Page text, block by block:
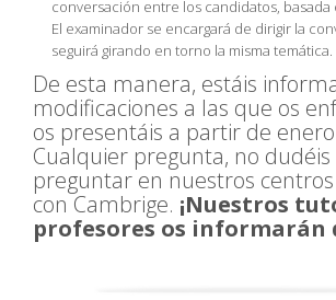
conversación entre los candidatos, basada
El examinador se encargará de dirigir la
seguirá girando en torno la misma temática.
De esta manera, estáis
modificaciones a las que os
os presentáis a partir de
Cualquier pregunta, no dudéis
preguntar en nuestros
con Cambrige. ¡Nuestros
profesores os informarán